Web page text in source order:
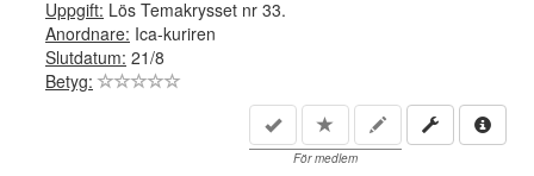
Uppgift: Lös Temakrysset nr 33.
Anordnare: Ica-kuriren
Slutdatum: 21/8
Betyg:
För medlem